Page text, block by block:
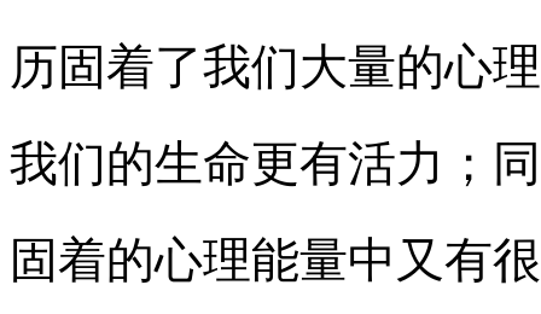
历固着了我们大量的心
我们的生命更有活力；
固着的心理能量中又有